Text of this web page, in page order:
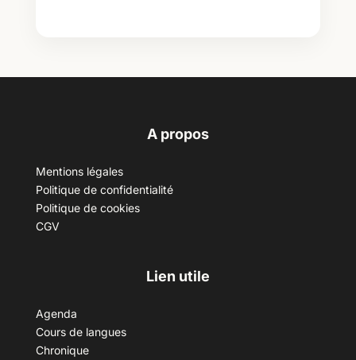
A propos
Mentions légales
Politique de confidentialité
Politique de cookies
CGV
Lien utile
Agenda
Cours de langues
Chronique